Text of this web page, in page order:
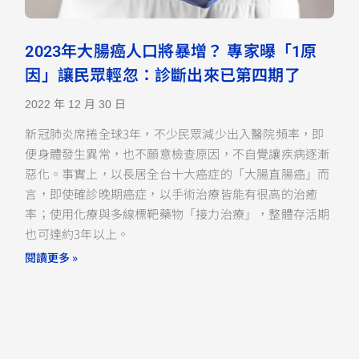
2023年大腸癌人口將暴增？ 專家曝「1原
因」讓民眾輕忽：診斷出來已第四期了
2022 年 12 月 30 日
新冠肺炎席捲全球3年，不少民眾減少出入醫院頻率，即
便身體發生異常，也不願意檢查原因，不自覺讓疾病逐漸
惡化。事實上，以長居全台十大癌症的「大腸直腸癌」而
言，即使確診晚期癌症，以手術治療皆能有很高的治癒
率；使用化療與多線標靶藥物「接力治療」，整體存活期
也可達約3年以上。
閱讀更多 »